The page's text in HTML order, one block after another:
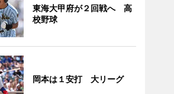
東海大甲府が２回戦へ 高
校野球
岡本は１安打 大リーグ